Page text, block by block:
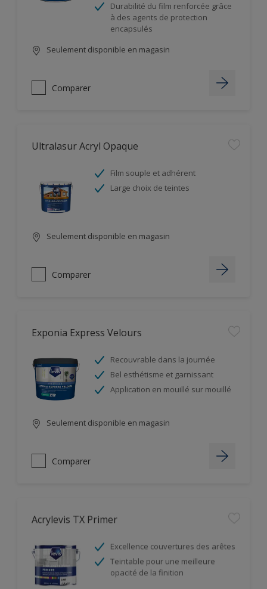
Durabilité du film renforcée grâce
à des agents de protection
encapsulés
Seulement disponible en magasin
Comparer
Ultralasur Acryl Opaque
Film souple et adhérent
Large choix de teintes
Seulement disponible en magasin
Comparer
Exponia Express Velours
Recouvrable dans la journée
Bel esthétisme et garnissant
Application en mouillé sur mouillé
Seulement disponible en magasin
Comparer
Acrylevis TX Primer
Excellence couvertures des arêtes
Teintable pour une meilleure
opacité de la finition